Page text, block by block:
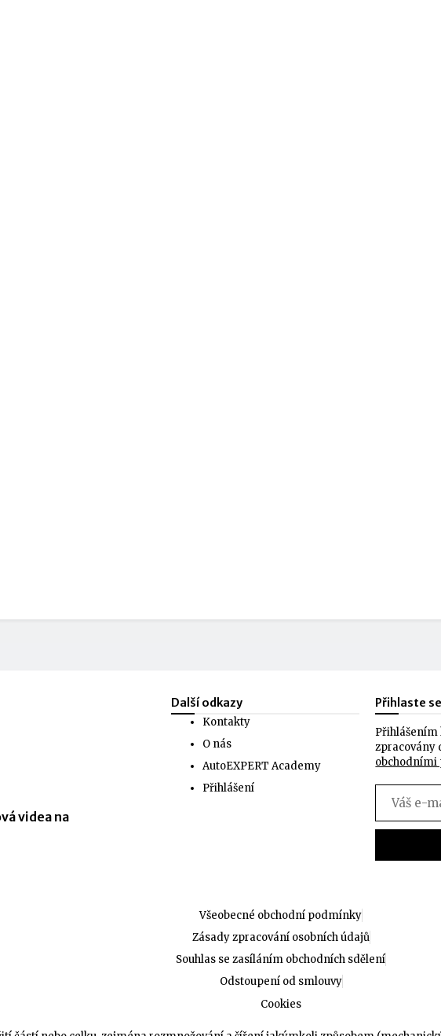
Další odkazy
Kontakty
O nás
AutoEXPERT Academy
Přihlášení
Přihlaste
Přihlášením
zpracovány
videa na
Všeobecné obchodní podmínky
Zásady zpracování osobních údajů
Souhlas se zasíláním obchodních sdělení
Odstoupení od smlouvy
Cookies